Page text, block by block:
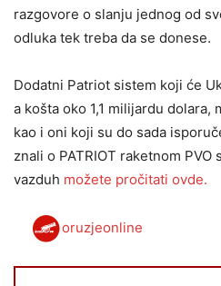
razgovore o slanju jednog od
odluka tek treba da se donese.
Dodatni Patriot sistem koji će
a košta oko 1,1 milijardu
kao i oni koji su do sada
znali o PATRIOT raketnom
vazduh možete pročitati ovde.
oruzjeonline